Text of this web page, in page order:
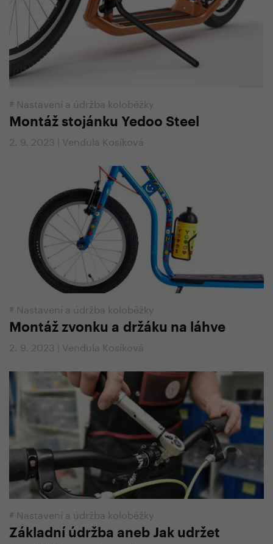
# Nastavení a údržba koloběžky
Montáž stojánku Yedoo Steel
2. 9. 2023 | Vendula Kosíková
# Nastavení a údržba koloběžky
Montáž zvonku a držáku na láhve
2. 9. 2023 | Vendula Kosíková
# Nastavení a údržba koloběžky
Základní údržba aneb Jak udržet